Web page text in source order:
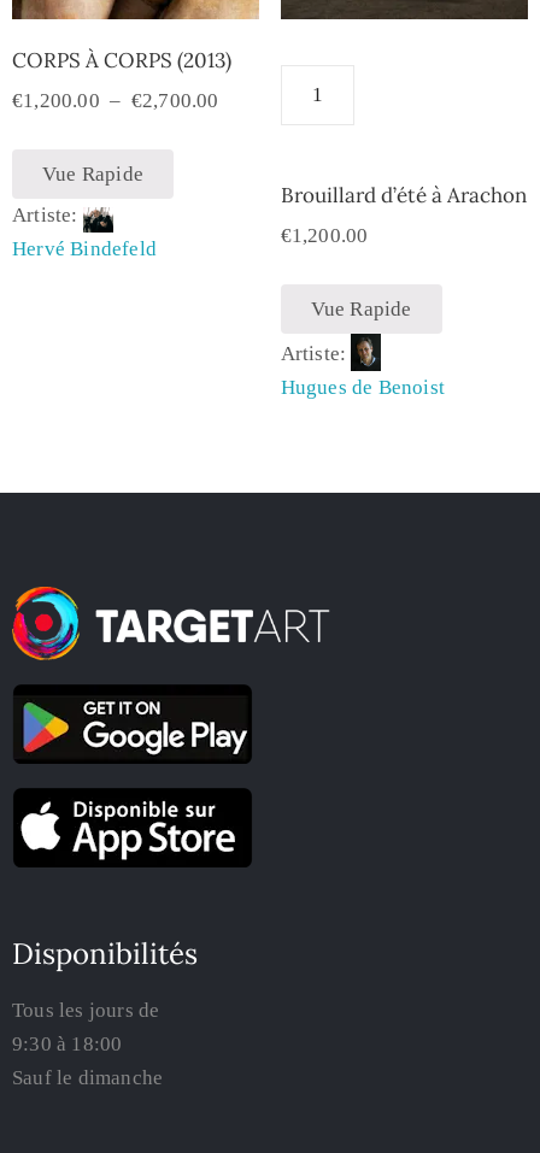
CORPS À CORPS (2013)
€1,200.00 – €2,700.00
Vue Rapide
Artiste:
Hervé Bindefeld
Brouillard d’été à Arachon
€1,200.00
Vue Rapide
Artiste:
Hugues de Benoist
Disponibilités
Tous les jours de
9:30 à 18:00
Sauf le dimanche